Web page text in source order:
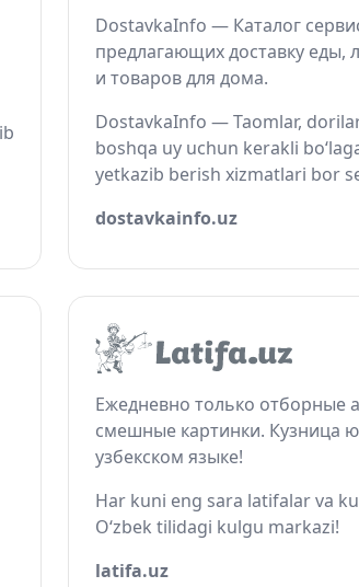
DostavkaInfo — Каталог
предлагающих доставку еды,
и товаров для дома.
DostavkaInfo — Taomlar,
boshqa uy uchun kerakli
yetkazib berish xizmatlari bor
dostavkainfo.uz
Ежедневно только отборные
смешные картинки. Кузница
узбекском языке!
Har kuni eng sara latifalar va
O‘zbek tilidagi kulgu markazi!
latifa.uz